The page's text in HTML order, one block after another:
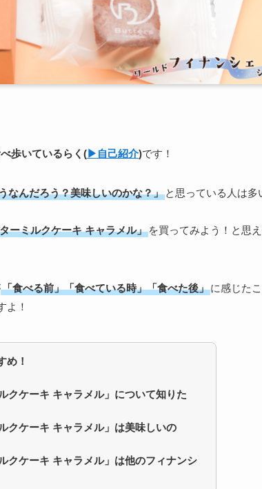
歩いているらく (▶︎自己紹介)です！
なんだろう？美味しいのかな？」 と思っている人は多
ーミルクケーキ キャラメル」 を買ってみよう！と思
「食べる前」「食べている時」「食べた後」に感じた
よ！
め！
クケーキ キャラメル」について知りた
ケーキ キャラメル」 は美味しいの
ケーキ キャラメル」 は他のフィナンシ